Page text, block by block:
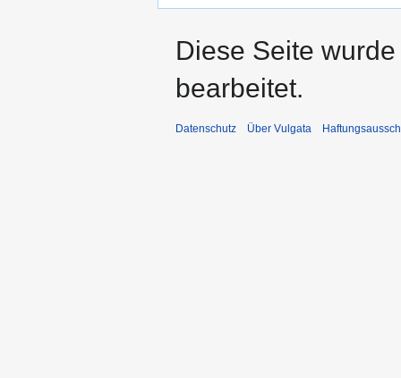
Diese Seite
bearbeitet.
Datenschutz Über Vulgata